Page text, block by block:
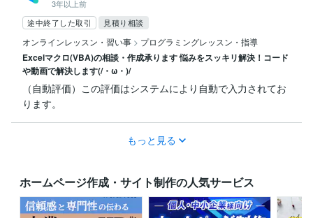
3年以上前
途中終了した取引
見積り相談
オンラインレッスン・習い事 > プログラミングレッスン・指導
Excelマクロ(VBA)の相談・作成承ります 悩みをスッキリ解決！コード
や動画で解決します(/・ω・)/
（自動評価）この評価はシステムにより自動で入力されてお
ります。
もっと見る
ホームページ作成・サイト制作の人気サービス